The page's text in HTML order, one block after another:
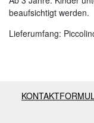
beaufsichtigt werden.
Lieferumfang: